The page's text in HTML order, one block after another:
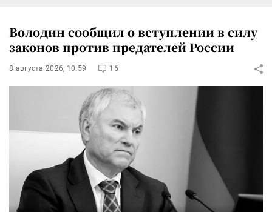
Володин сообщил о вступлении в силу
законов против предателей России
8 августа 2026, 10:59 16